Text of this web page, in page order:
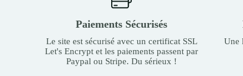
Paiements Sécurisés
Le site est sécurisé avec un certificat SSL
Let's Encrypt et les paiements passent par
Paypal ou Stripe. Du sérieux !
Une